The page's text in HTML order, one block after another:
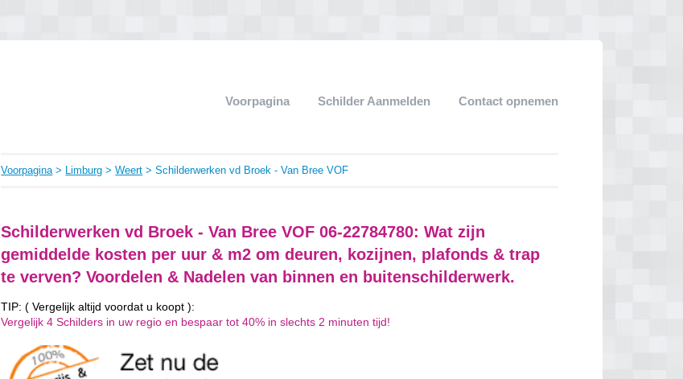
Voorpagina Schilder Aanmelden Contact opnemen
Voorpagina> Limburg >Weert > Schilderwerken vd Broek - Van Bree VOF
Schilderwerken vd Broek - Van Bree VOF 06-22784780: Wat zijn
gemiddelde kosten per uur & m2 om deuren, kozijnen, plafonds & trap
te verven? Voordelen & Nadelen van binnen en buitenschilderwerk.
TIP: ( Vergelijk altijd voordat u koopt ):
Vergelijk 4 Schilders in uw regio en bespaar tot 40% in slechts 2 minuten tijd!